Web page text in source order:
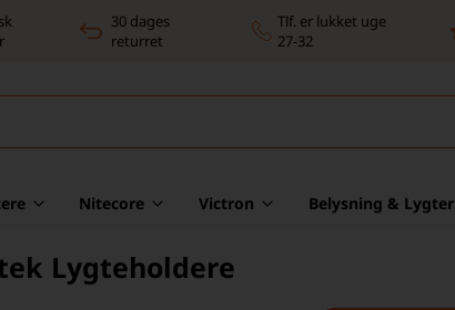
30 dages
returret
Tlf. er lukket uge
27-32
Nitecore Victron Belysning & Lygter
Lygteholdere